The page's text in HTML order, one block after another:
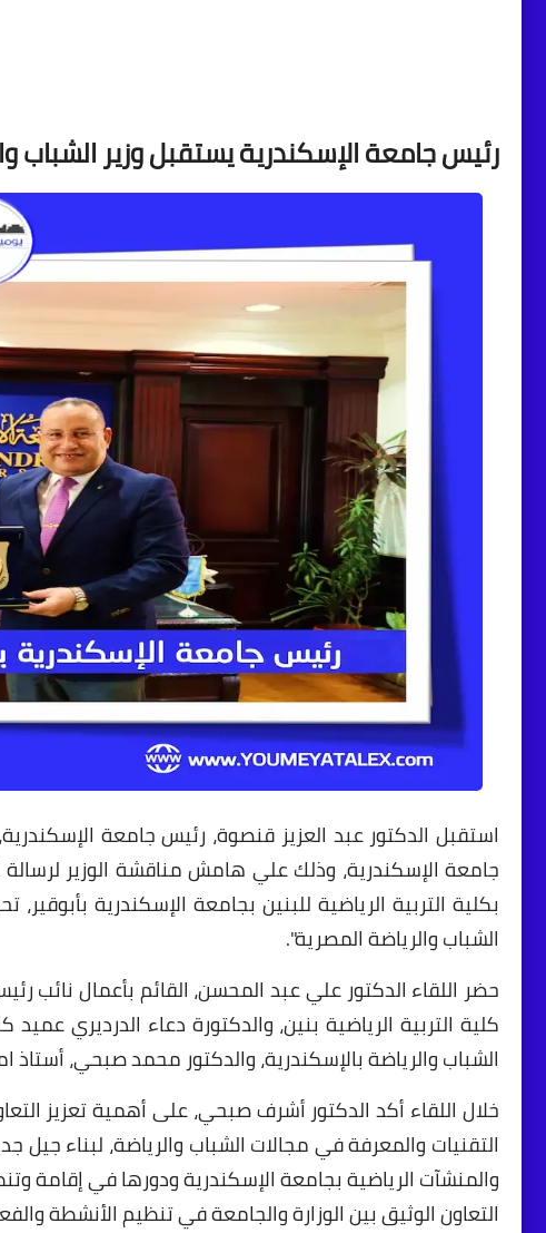
رئيس جامعة الإسكندرية يستقبل وزير الشباب
استقبل الدكتور عبد العزيز قنصوة، رئيس جامعة
جامعة الإسكندرية، وذلك علي هامش مناقشة الوزير
بكلية التربية الرياضية للبنين بجامعة الإسكندرية
الشباب والرياضة المصرية".
حضر اللقاء الدكتور علي عبد المحسن، القائم بأعمال نائب
كلية التربية الرياضية بنين، والدكتورة دعاء الدرديري
الشباب والرياضة بالإسكندرية، والدكتور محمد صبحي، أستاذ
خلال اللقاء أكد الدكتور أشرف صبحي، على أهمية تعزيز
التقنيات والمعرفة في مجالات الشباب والرياضة، لبناء جيل
والمنشآت الرياضية بجامعة الإسكندرية ودورها في إقامة
التعاون الوثيق بين الوزارة والجامعة في تنظيم الأنشطة